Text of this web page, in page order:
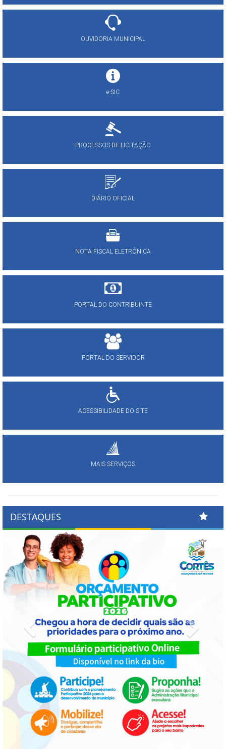
OUVIDORIA MUNICIPAL
e-SIC
PROCESSOS DE LICITAÇÃO
DIÁRIO OFICIAL
NOTA FISCAL ELETRÔNICA
PORTAL DO CONTRIBUINTE
PORTAL DO SERVIDOR
ACESSIBILIDADE DO SITE
MAIS SERVIÇOS
DESTAQUES
Previous